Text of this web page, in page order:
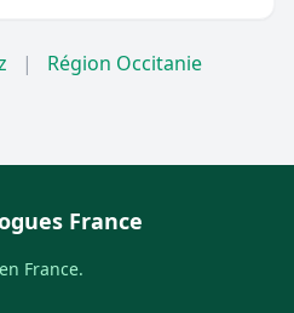
| Région Occitanie
France
France.